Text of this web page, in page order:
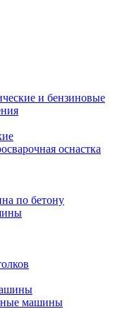
и бензиновые
оснастка
по бетону
машины